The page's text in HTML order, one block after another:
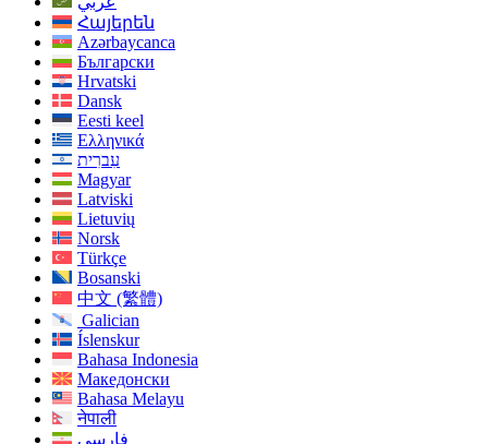
Հայերեն
Azərbaycanca
Български
Hrvatski
Dansk
Eesti keel
Ελληνικά
עִברִית
Magyar
Latviski
Lietuvių
Norsk
Türkçe
Bosanski
中文 (繁體)
Galician
Íslenskur
Bahasa Indonesia
Македонски
Bahasa Melayu
नेपाली
فارسی